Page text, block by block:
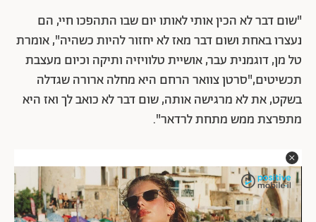
"שום דבר לא הכין אותי לאותו יום שבו התהפכו חיי, הם
נעצרו באחת ושום דבר מאז לא יחזור להיות כשהיה", אומרת
טל מן, דוגמנית עבר, אושיית טלוויזיה ותיקה וכיום מעצבת
תכשיטים,"סרטן צוואר הרחם היא מחלה ארורה שגדלה
בשקט, את לא מרגישה אותה, שום דבר לא כואב לך ואז היא
מתפרצת ממש מתחת לרדאר".